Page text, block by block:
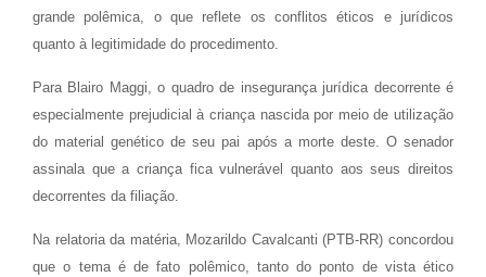
grande polêmica, o que reflete os conflitos éticos e jurídicos
quanto à legitimidade do procedimento.
Para Blairo Maggi, o quadro de insegurança jurídica decorrente é
especialmente prejudicial à criança nascida por meio de utilização
do material genético de seu pai após a morte deste. O senador
assinala que a criança fica vulnerável quanto aos seus direitos
decorrentes da filiação.
Na relatoria da matéria, Mozarildo Cavalcanti (PTB-RR) concordou
que o tema é de fato polêmico, tanto do ponto de vista ético